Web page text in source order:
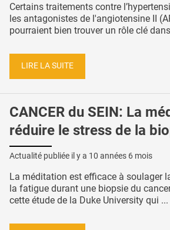
Certains traitements contre
les antagonistes de l'angiotensine II
pourraient bien trouver un rôle clé
LIRE LA SUITE
CANCER du SEIN: La
réduire le stress de la
Actualité publiée il y a 10 années 6 mois
La méditation est efficace à soulager
la fatigue durant une biopsie du
cette étude de la Duke University qui ...